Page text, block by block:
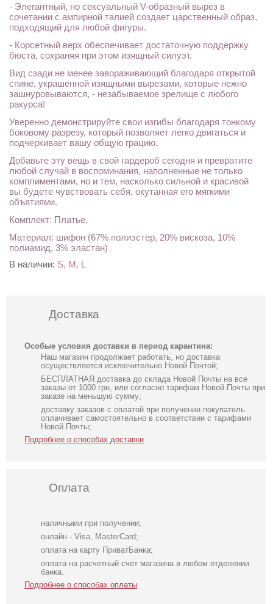
- Элегантный, но сексуальный V-образный вырез в
сочетании с ампирной талией создает царственный образ,
подходящий для любой фигуры.
- Корсетный верх обеспечивает достаточную поддержку
бюста, сохраняя при этом изящный силуэт.
Вид сзади не менее завораживающий благодаря открытой
спине, украшенной изящными вырезами, которые нежно
зашнуровываются, - незабываемое зрелище с любого
ракурса!
Уверенно демонстрируйте свои изгибы благодаря тонкому
боковому разрезу, который позволяет легко двигаться и
подчеркивает вашу общую грацию.
Добавьте эту вещь в свой гардероб сегодня и превратите
любой случай в воспоминания, наполненные не только
комплиментами, но и тем, насколько сильной и красивой
вы будете чувствовать себя, окутанная его мягкими
объятиями.
Комплект: Платье,
Материал: шифон (67% полиэстер, 20% вискоза, 10%
полиамид, 3% эластан)
В наличии: S, M, L
Доставка
Особые условия доставки в период карантина:
Наш магазин продолжает работать, но доставка
осуществляется исключительно Новой Почтой;
БЕСПЛАТНАЯ доставка до склада Новой Почты на все
заказы от 1000 грн, или согласно тарифам Новой Почты при
заказе на меньшую сумму;
доставку заказов с оплатой при получении покупатель
оплачивает самостоятельно в соответствии с тарифами
Новой Почты;
Подробнее о способах доставки
Оплата
наличными при получении;
онлайн - Visa, MasterCard;
оплата на карту ПриватБанка;
оплата на расчетный счет магазина в любом отделении
банка.
Подробнее о способах оплаты